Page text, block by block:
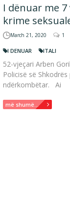
I dënuar me
krime
March 21, 2020 1
I DENUAR ITALI
52-vjeçari Arben
Policisë së
ndërkombëtar. Ai
më shumë...